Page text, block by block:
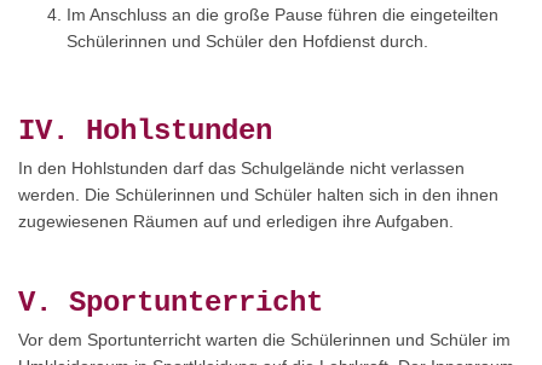
Im Anschluss an die große Pause führen die eingeteilten
Schülerinnen und Schüler den Hofdienst durch.
IV. Hohlstunden
In den Hohlstunden darf das Schulgelände nicht verlassen
werden. Die Schülerinnen und Schüler halten sich in den ihnen
zugewiesenen Räumen auf und erledigen ihre Aufgaben.
V. Sportunterricht
Vor dem Sportunterricht warten die Schülerinnen und Schüler im